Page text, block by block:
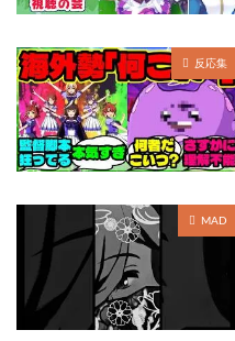
反応集
MAD